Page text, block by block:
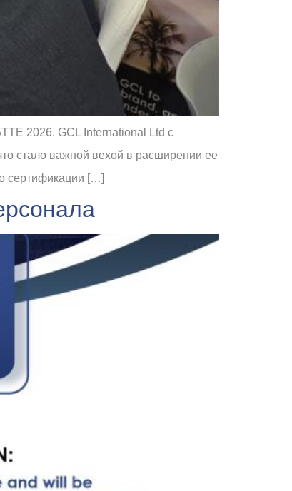
2026. GCL International Ltd с
стало важной вехой в расширении ее
сертификации […]